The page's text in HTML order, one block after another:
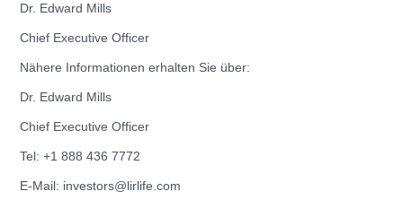
Dr. Edward Mills
Chief Executive Officer
Nähere Informationen erhalten Sie über:
Dr. Edward Mills
Chief Executive Officer
Tel: +1 888 436 7772
E-Mail: investors@lirlife.com